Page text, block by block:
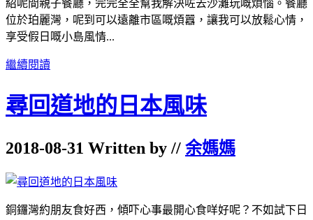
紹呢間親子餐廳，完完全全幫我解決咗去沙灘玩嘅煩惱。餐廳
位於珀麗灣，呢到可以遠離市區嘅煩囂，讓我可以放鬆心情，
享受假日嘅小島風情...
繼續閱讀
尋回道地的日本風味
2018-08-31 Written by // 余媽媽
銅鑼灣約朋友食好西，傾吓心事最開心食咩好呢？不如試下日